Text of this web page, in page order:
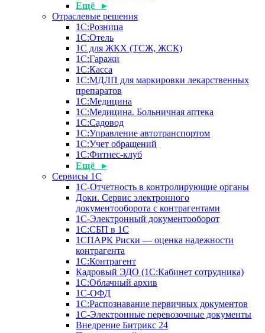
Ещё ▸
Отраслевые решения
1С:Розница
1С:Отель
1С для ЖКХ (ТСЖ, ЖСК)
1С:Гаражи
1С:Касса
1С:МДЛП для маркировки лекарственных
препаратов
1С:Медицина
1С:Медицина. Больничная аптека
1С:Садовод
1С:Управление автотранспортом
1С:Учет обращений
1С:Фитнес-клуб
Ещё ▸
Сервисы 1С
1С-Отчетность в контролирующие органы
Доки. Сервис электронного
документооборота с контрагентами
1С-Электронный документооборот
1С:СБП в 1С
1СПАРК Риски — оценка надежности
контрагента
1С:Контрагент
Кадровый ЭДО (1С:Кабинет сотрудника)
1С:Облачный архив
1С-ОФД
1С:Распознавание первичных документов
1С-Электронные перевозочные документы
Внедрение Битрикс 24